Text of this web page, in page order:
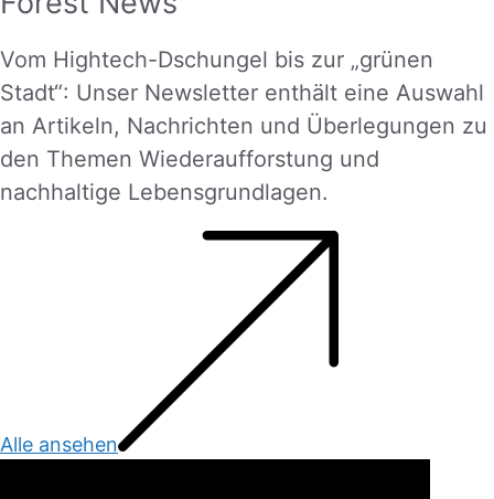
Vom Hightech-Dschungel bis zur „grünen
Stadt“: Unser Newsletter enthält eine Auswahl
an Artikeln, Nachrichten und Überlegungen zu
den Themen Wiederaufforstung und
nachhaltige Lebensgrundlagen.
Alle ansehen